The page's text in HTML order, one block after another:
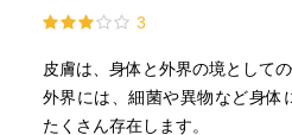
3
皮膚は、身体と外界の境として
外界には、細菌や異物など身体
たくさん存在します。